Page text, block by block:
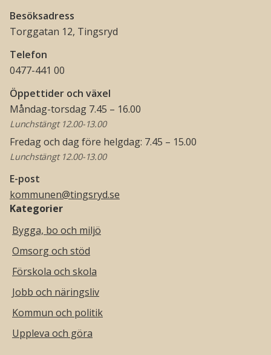
Besöksadress
Torggatan 12, Tingsryd
Telefon
0477-441 00
Öppettider och växel
Måndag-torsdag 7.45 – 16.00
Lunchstängt 12.00-13.00
Fredag och dag före helgdag: 7.45 – 15.00
Lunchstängt 12.00-13.00
E-post
kommunen@tingsryd.se
Kategorier
Bygga, bo och miljö
Omsorg och stöd
Förskola och skola
Jobb och näringsliv
Kommun och politik
Uppleva och göra